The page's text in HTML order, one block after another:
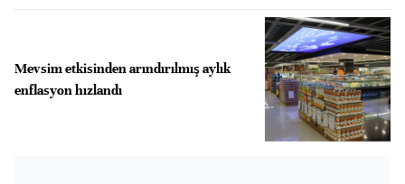
Mevsim etkisinden arındırılmış aylık
enflasyon hızlandı